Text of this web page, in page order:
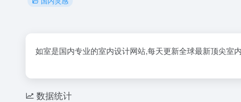
如室是国内专业的室内设计网站,每天更新全球最新顶尖室
数据统计